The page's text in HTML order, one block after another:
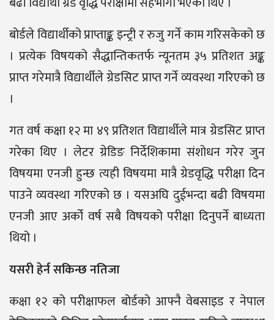
बोर्डले विद्यार्थीको प्राप्ताङ्क इन्ट्री र रुजु गर्ने काम गरिसकेको छ
। प्रत्येक विषयको सैद्धान्तिकतर्फ न्यूनतम ३५ प्रतिशत अङ्क
प्राप्त गरेमात्रै विद्यार्थीले ग्रेडसिट प्राप्त गर्ने व्यवस्था गरिएको छ
।
गत वर्ष कक्षा १२ मा ४९ प्रतिशत विद्यार्थीले मात्र ग्रेडसिट प्राप्त
गरेका थिए । लेटर ग्रेडिङ निर्देशिकामा संशोधन गरेर जुन
विषयमा एनजी हुन्छ त्यही विषयमा मात्रै ग्रेडवृद्धि परीक्षा दिन
पाउने व्यवस्था गरिएको छ । यसअघि दुईभन्दा बढी विषयमा
एनजी आए अर्को वर्ष सबै विषयको परीक्षा दिनुपर्ने बाध्यता
थियो ।
यसरी हेर्न सकिन्छ नतिजा
कक्षा १२ को परीक्षाफल बोर्डको आफ्नै वेबसाइड र नेपाल